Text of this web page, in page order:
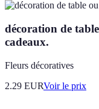
décoration de
cadeaux.
Fleurs décoratives
2.29 EURVoir le prix